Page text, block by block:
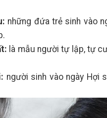
những đứa trẻ sinh vào
là mẫu người tự lập, tự
người sinh vào ngày Hợi